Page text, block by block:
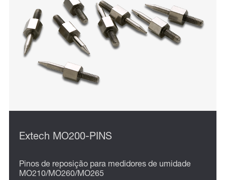
Extech MO200-PINS
Pinos de reposição para medidores de umidade
MO210/MO260/MO265